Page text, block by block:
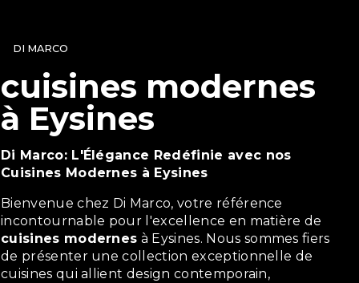
DI MARCO
cuisines modernes
à Eysines
Di Marco: L'Élégance Redéfinie avec nos
Cuisines Modernes à Eysines
Bienvenue chez Di Marco, votre référence
incontournable pour l'excellence en matière de
cuisines modernes à Eysines. Nous sommes fiers
de présenter une collection exceptionnelle de
cuisines qui allient design contemporain,